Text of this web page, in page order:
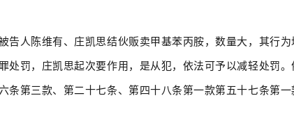
告人陈维有、庄凯思结伙贩卖甲基苯丙胺，数量大，其行
处罚，庄凯思起次要作用，是从犯，依法可予以减轻处罚
条第三款、第二十七条、第四十八条第一款第五十七条第